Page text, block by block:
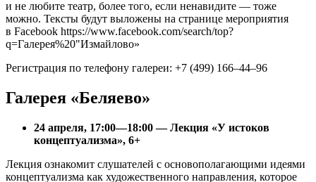
и не любите театр, более того, если ненавидите — тоже
можно. Тексты будут выложены на странице мероприятия
в Facebook https://www.facebook.com/search/top?
q=Галерея%20"Измайлово»
Регистрация по телефону галереи: +7 (499) 166–44–96
Галерея «Беляево»
24 апреля, 17:00—18:00 — Лекция «У истоков
концептуализма», 6+
Лекция ознакомит слушателей с основополагающими идеями
концептуализма как художественного направления, которое